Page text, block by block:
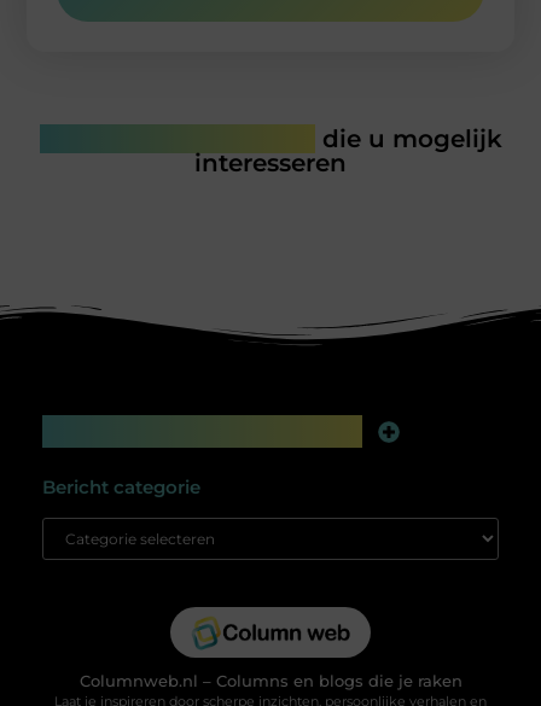
die u mogelijk
interesseren
Bericht categorie
Columnweb.nl – Columns en blogs die je raken
Laat je inspireren door scherpe inzichten, persoonlijke verhalen en